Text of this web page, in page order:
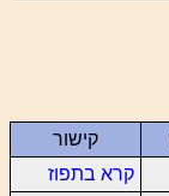
קישור
קרא בתפוז